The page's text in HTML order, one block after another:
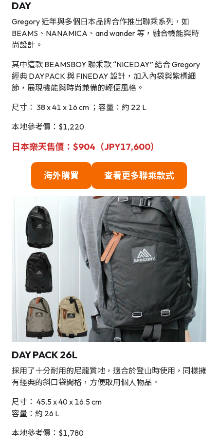
DAY
Gregory 近年與多個日本品牌合作推出聯乘系列，如
BEAMS、NANAMICA、and wander 等，融合機能與時
尚設計。
其中這款 BEAMSBOY 聯乘款 “NICEDAY” 結合 Gregory
經典 DAYPACK 與 FINEDAY 設計，加入內袋與紫標細
節，展現機能與時尚兼備的輕便風格。
尺寸： 38 x 41 x 16 cm ；容量：約 22 L
本地參考價：$1,220
日本樂天售價：$904（JPY17,600）
海外購買 查看更多聯乘款式
DAY PACK 26L
採用了十分耐用的尼龍質地，適合於登山時使用，同樣擁
有經典的斜口袋間格，方便取用個人物品。
尺寸： 45.5 x 40 x 16.5 cm
容量：約 26 L
本地參考價：$1,780